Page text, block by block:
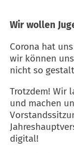
Wir wollen
Corona hat
wir können
nicht so
Trotzdem! Wir
und machen
digital!